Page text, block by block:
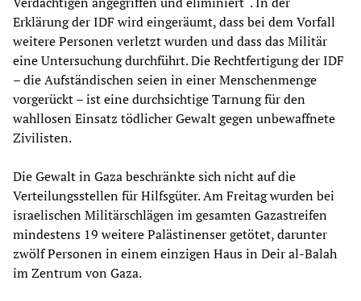
Erklärung der IDF wird eingeräumt, dass bei dem Vorfall
weitere Personen verletzt wurden und dass das Militär
eine Untersuchung durchführt. Die Rechtfertigung der IDF
– die Aufständischen seien in einer Menschenmenge
vorgerückt – ist eine durchsichtige Tarnung für den
wahllosen Einsatz tödlicher Gewalt gegen unbewaffnete
Zivilisten.
Die Gewalt in Gaza beschränkte sich nicht auf die
Verteilungsstellen für Hilfsgüter. Am Freitag wurden bei
israelischen Militärschlägen im gesamten Gazastreifen
mindestens 19 weitere Palästinenser getötet, darunter
zwölf Personen in einem einzigen Haus in Deir al-Balah
im Zentrum von Gaza.